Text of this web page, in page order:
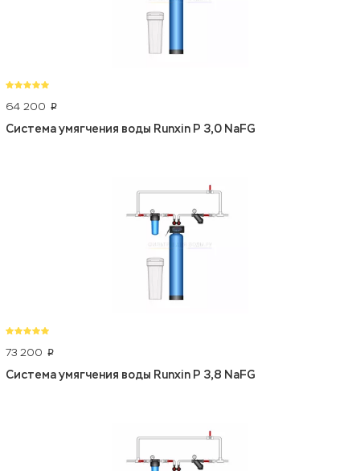
64 200 p
Система умягчения воды Runxin P 3,0 NaFG
73 200 p
Система умягчения воды Runxin P 3,8 NaFG